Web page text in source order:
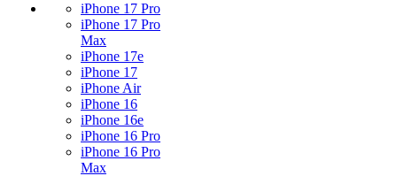
iPhone 17 Pro
iPhone 17 Pro
Max
iPhone 17e
iPhone 17
iPhone Air
iPhone 16
iPhone 16e
iPhone 16 Pro
iPhone 16 Pro
Max